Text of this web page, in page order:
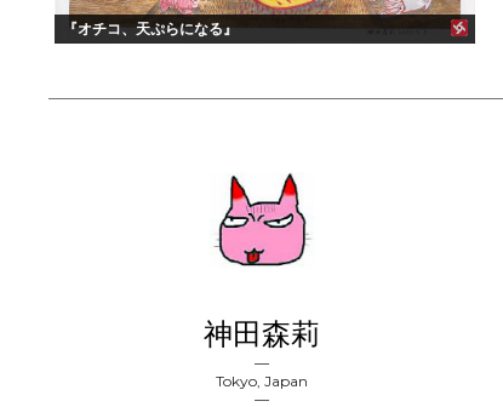
『オチコ、天ぷらになる』
神田森莉
Tokyo, Japan